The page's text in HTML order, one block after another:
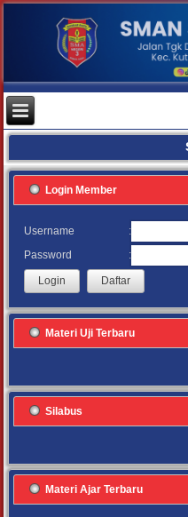
Login Member
Username
:
Password
:
Materi Uji Terbaru
Silabus
Materi Ajar Terbaru